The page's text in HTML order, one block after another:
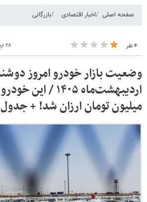
صفحه اصلی اخبار اقتصادی بازرگانی
۴ نفر ۲۸ اردیبهشت ۱۴۰۵ - ۰۹:۰۱
میلیون تومان ارزان شد! + جدول